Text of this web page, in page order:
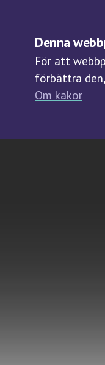
Denna
För att
förbättra
Om kakor